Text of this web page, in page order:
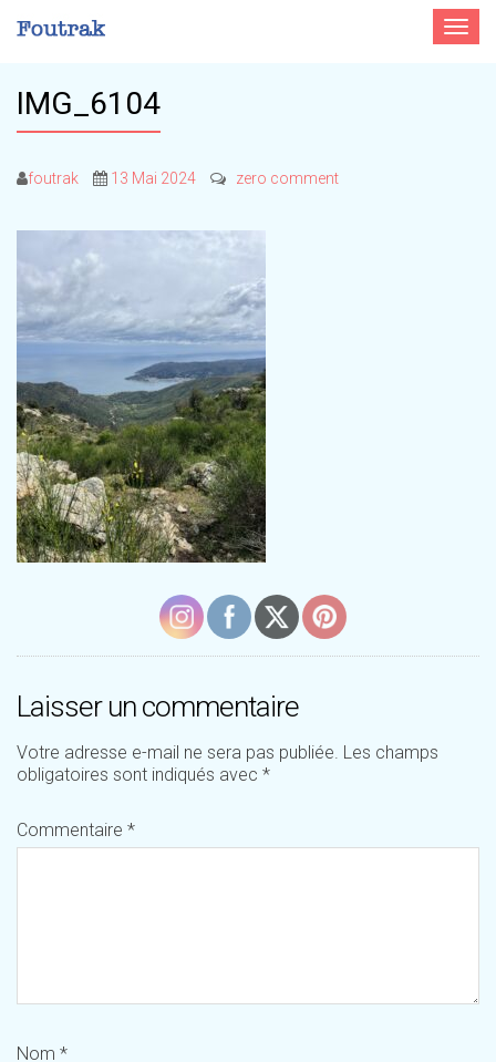
Toggle
IMG_6104
foutrak 13 Mai 2024 zero comment
Laisser un commentaire
Votre adresse e-mail ne sera pas publiée. Les champs
obligatoires sont indiqués avec *
Commentaire *
Nom *